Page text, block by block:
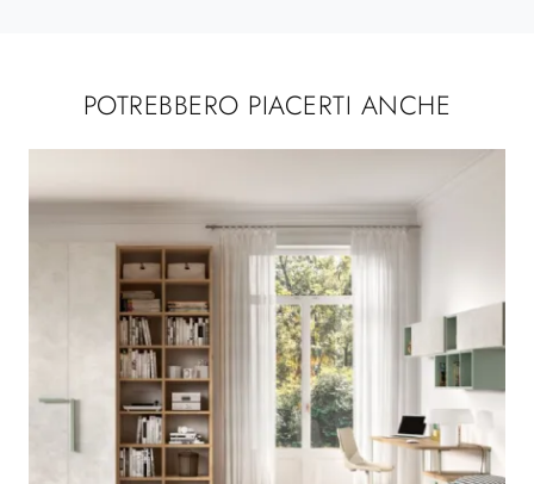
POTREBBERO PIACERTI ANCHE